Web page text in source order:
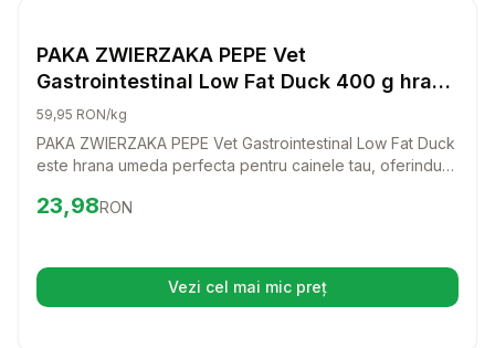
PAKA ZWIERZAKA PEPE Vet
Gastrointestinal Low Fat Duck 400 g hrana
umeda pentru caini, destinata sustinerii
sistemului digestiv
59,95 RON/kg
PAKA ZWIERZAKA PEPE Vet Gastrointestinal Low Fat Duck
este hrana umeda perfecta pentru cainele tau, oferindu-i
sanatos. Cu un gust delicios de rata, acest produs este
Preț:23.98
23,98RON
Vezi cel mai mic preț(se deschide într-o filă nouă)